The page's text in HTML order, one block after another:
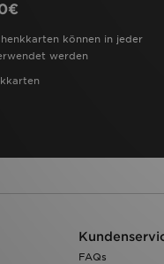
können in jeder
werden
FAQs